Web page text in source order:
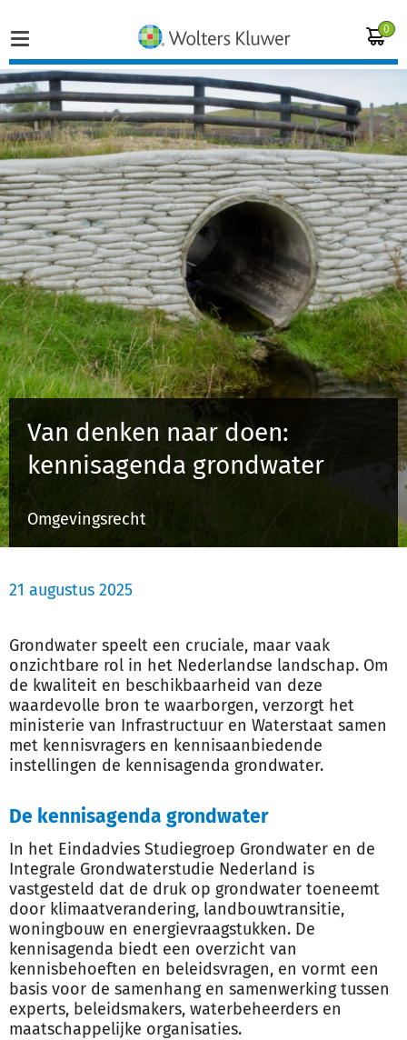
0
Home
Vakgebieden
Actueel
Producten
Opleidingen
Juridisch advies
Inloggen
Van denken naar doen:
kennisagenda grondwater
Omgevingsrecht
21 augustus 2025
Grondwater speelt een cruciale, maar vaak
onzichtbare rol in het Nederlandse landschap. Om
de kwaliteit en beschikbaarheid van deze
waardevolle bron te waarborgen, verzorgt het
ministerie van Infrastructuur en Waterstaat samen
met kennisvragers en kennisaanbiedende
instellingen de kennisagenda grondwater.
De kennisagenda grondwater
In het Eindadvies Studiegroep Grondwater en de
Integrale Grondwaterstudie Nederland is
vastgesteld dat de druk op grondwater toeneemt
door klimaatverandering, landbouwtransitie,
woningbouw en energievraagstukken. De
kennisagenda biedt een overzicht van
kennisbehoeften en beleidsvragen, en vormt een
basis voor de samenhang en samenwerking tussen
experts, beleidsmakers, waterbeheerders en
maatschappelijke organisaties.